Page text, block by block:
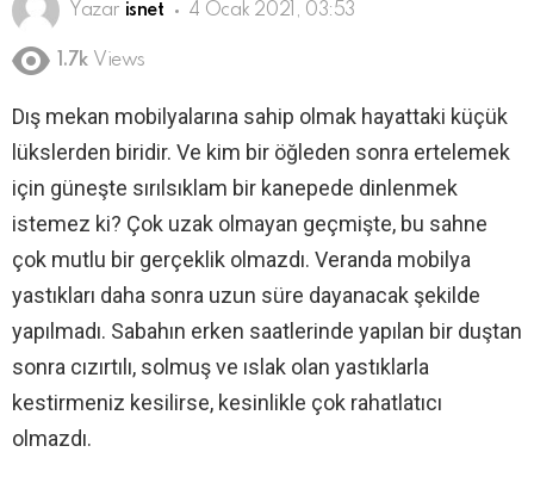
Yazar isnet 4 Ocak 2021, 03:53
1.7k Views
Dış mekan mobilyalarına sahip olmak hayattaki küçük
lükslerden biridir. Ve kim bir öğleden sonra ertelemek
için güneşte sırılsıklam bir kanepede dinlenmek
istemez ki? Çok uzak olmayan geçmişte, bu sahne
çok mutlu bir gerçeklik olmazdı. Veranda mobilya
yastıkları daha sonra uzun süre dayanacak şekilde
yapılmadı. Sabahın erken saatlerinde yapılan bir duştan
sonra cızırtılı, solmuş ve ıslak olan yastıklarla
kestirmeniz kesilirse, kesinlikle çok rahatlatıcı
olmazdı.